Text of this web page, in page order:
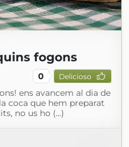
fogons
0 Delicioso
ens avancem al dia de
coca que hem preparat
no us ho (...)